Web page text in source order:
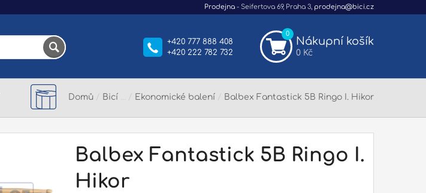
Prodejna - Seifertova 69, Praha 3, prodejna@bici.cz
Nákupní košík
0 Kč
0
+420 777 888 408
+420 222 782 732
Domů / Bicí / Ekonomické balení / Balbex Fantastick 5B Ringo I. Hikor
Balbex Fantastick 5B Ringo I.
Hikor